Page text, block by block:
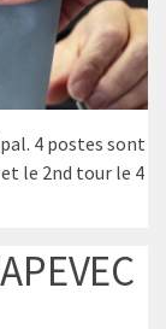
4 postes sont
le 2nd tour le 4